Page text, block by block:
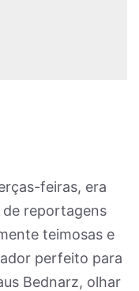
feiras, era
reportagens
teimosas e
perfeito para
Bednarz, olhar